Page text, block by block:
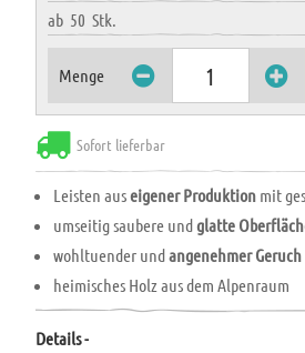
ab 50Stk.
Menge
Sofort lieferbar
Leisten auseigener Produktion mit
umseitig saubere undglatte
wohltuender undangenehmer Geruch
heimisches Holz aus dem Alpenraum
Details -